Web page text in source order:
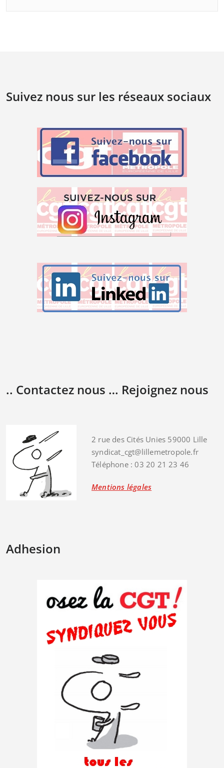
Suivez nous sur les réseaux sociaux
.. Contactez nous … Rejoignez nous
2 rue des Cités Unies 59000 Lille
syndicat_cgt@lillemetropole.fr
Téléphone : 03 20 21 23 46
Mentions légales
Adhesion